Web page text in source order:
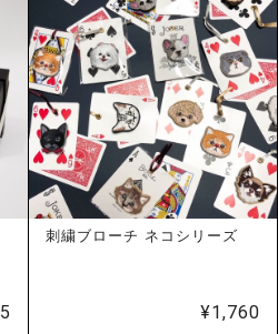
刺繍ブローチ ネコシリーズ
¥1,760